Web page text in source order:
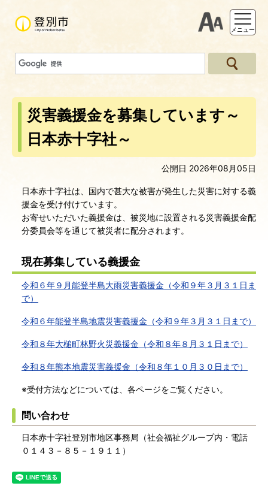
支援ツー
メニュー
災害義援金を募集しています～
日本赤十字社～
公開日 2026年08月05日
日本赤十字社は、国内で甚大な被害が発生した災害に対する義
援金を受け付けています。
お寄せいただいた義援金は、被災地に設置される災害義援金配
分委員会等を通じて被災者に配分されます。
現在募集している義援金
令和６年９月能登半島大雨災害義援金（令和９年３月３１日ま
で）
令和６年能登半島地震災害義援金（令和９年３月３１日まで）
令和８年大槌町林野火災義援金（令和８年８月３１日まで）
令和８年熊本地震災害義援金 （令和８年１０月３０日まで）
※受付方法などについては、各ページをご覧ください。
問い合わせ
日本赤十字社登別市地区事務局（社会福祉グループ内・電話
０１４３－８５－１９１１）